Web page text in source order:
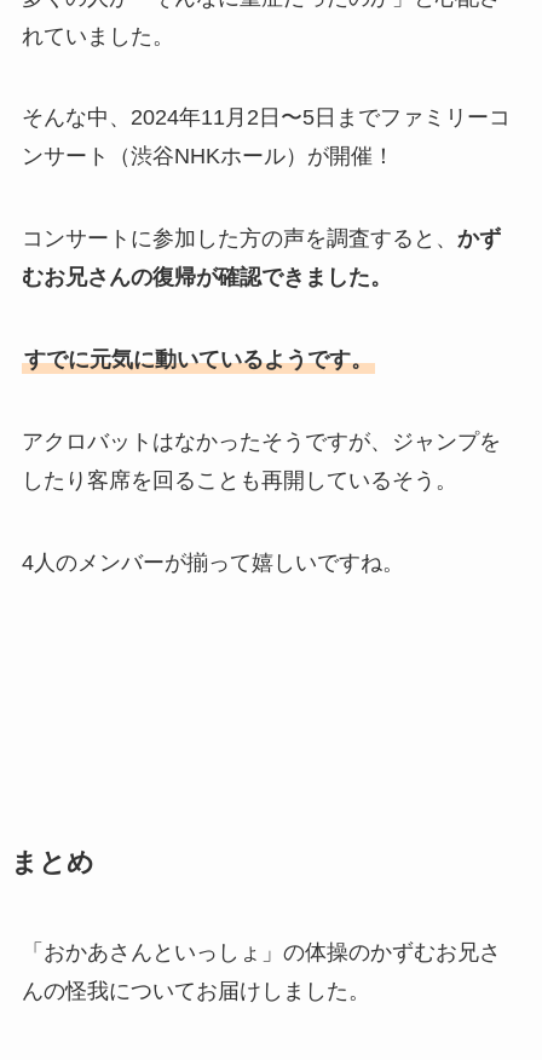
れていました。
そんな中、2024年11月2日〜5日までファミリーコ
ンサート（渋谷NHKホール）が開催！
コンサートに参加した方の声を調査すると、 かず
むお兄さんの復帰が確認できました。
すでに元気に動いているようです。
アクロバットはなかったそうですが、ジャンプを
したり客席を回ることも再開しているそう。
4人のメンバーが揃って嬉しいですね。
まとめ
「おかあさんといっしょ」の体操のかずむお兄さ
んの怪我についてお届けしました。